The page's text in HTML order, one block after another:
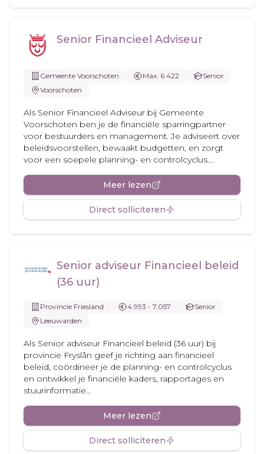
Senior Financieel Adviseur
Gemeente Voorschoten Max. 6.422
Senior
Voorschoten
Als Senior Financieel Adviseur bij Gemeente
Voorschoten ben je de financiële sparringpartner
voor bestuurders en management. Je adviseert over
beleidsvoorstellen, bewaakt budgetten, en zorgt
voor een soepele planning- en controlcyclus....
Meer lezen
Direct solliciteren
Senior adviseur Financieel beleid
(36 uur)
Provincie Friesland 4.993 - 7.057
Senior
Leeuwarden
Als Senior adviseur Financieel beleid (36 uur) bij
provincie Fryslân geef je richting aan financieel
beleid, coördineer je de planning- en controlcyclus
en ontwikkel je financiële kaders, rapportages en
stuurinformatie...
Meer lezen
Direct solliciteren